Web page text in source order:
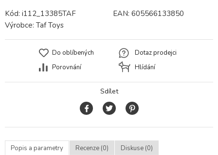
Kód: i112_13385TAF EAN: 605566133850
Výrobce: Taf Toys
Do oblíbených
Porovnání
Dotaz prodejci
Hlídání
Sdílet
Popis a parametry Recenze (0) Diskuse (0)